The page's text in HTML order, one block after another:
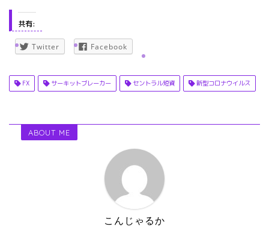
共有:
Twitter Facebook
FX サーキットブレーカー セントラル短資 新型コロナウイルス
ABOUT ME
こんじゃるか